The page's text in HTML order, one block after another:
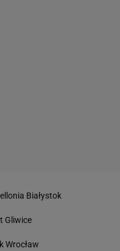
Białystok
Gliwice
Wrocław